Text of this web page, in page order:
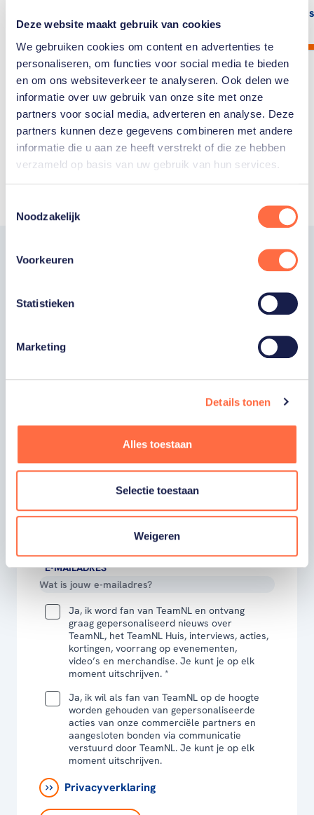
Deze website maakt gebruik van cookies
We gebruiken cookies om content en advertenties te
personaliseren, om functies voor social media te bieden
en om ons websiteverkeer te analyseren. Ook delen we
informatie over uw gebruik van onze site met onze
partners voor social media, adverteren en analyse. Deze
partners kunnen deze gegevens combineren met andere
informatie die u aan ze heeft verstrekt of die ze hebben
verzameld op basis van uw gebruik van hun services.
Noodzakelijk
Voorkeuren
Statistieken
Marketing
Details tonen
Alles toestaan
Selectie toestaan
Weigeren
Toon alle
Word fan van
TeamNL
Wil je als fan van TeamNL als eerste op de
winactie's of toffe sportupdates? Vul dan
hieronder je gegevens in om je in te schrijven
E-MAILADRES
Ja, ik word fan van TeamNL en ontvang
graag gepersonaliseerd nieuws over
TeamNL, het TeamNL Huis, interviews, acties,
kortingen, voorrang op evenementen,
video’s en merchandise. Je kunt je op elk
moment uitschrijven. *
Ja, ik wil als fan van TeamNL op de hoogte
worden gehouden van gepersonaliseerde
acties van onze commerciële partners en
aangesloten bonden via communicatie
verstuurd door TeamNL. Je kunt je op elk
moment uitschrijven.
Privacyverklaring